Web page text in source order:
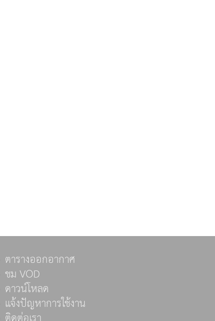
ตารางออกอากาศ
ชม VOD
ดาวน์โหลด
แจ้งปัญหาการใช้งาน